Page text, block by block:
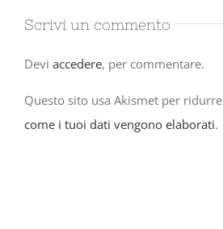
Scrivi un commento
Devi accedere, per commentare.
Questo sito usa Akismet per
come i tuoi dati vengono elaborati.